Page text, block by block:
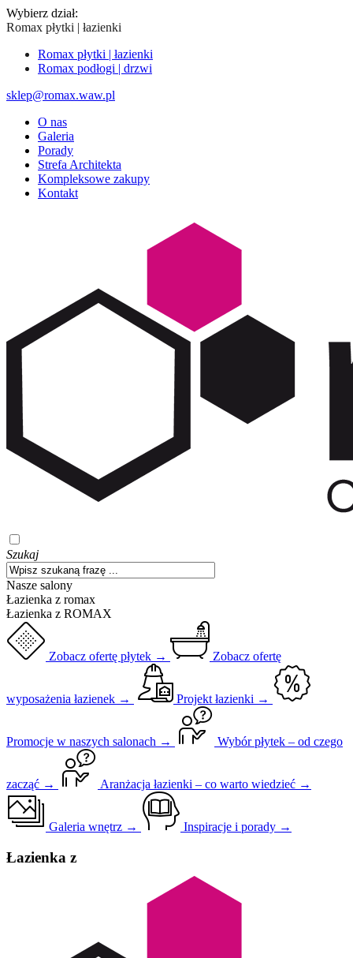
Wybierz dział:
Romax płytki | łazienki
Romax płytki | łazienki
Romax podłogi | drzwi
sklep@romax.waw.pl
O nas
Galeria
Porady
Strefa Architekta
Kompleksowe zakupy
Kontakt
Szukaj
Nasze salony
Łazienka z romax
Łazienka z ROMAX
Zobacz ofertę płytek → Zobacz ofertę
wyposażenia łazienek → Projekt łazienki →
Promocje w naszych salonach → Wybór płytek – od czego
zacząć → Aranżacja łazienki – co warto wiedzieć →
Galeria wnętrz → Inspiracje i porady →
Łazienka z